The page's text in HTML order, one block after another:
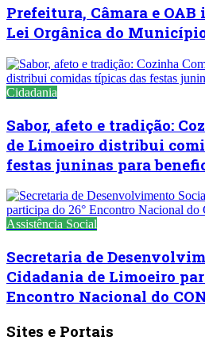
Prefeitura, Câmara e
Lei Orgânica do
Cidadania
Sabor, afeto e tradição:
de Limoeiro distribui
festas juninas para
Assistência Social
Secretaria de
Cidadania de Limoeiro
Encontro Nacional do
Sites e Portais